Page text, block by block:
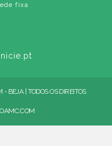
fixa
BEJA | TODOS OS DIREITOS